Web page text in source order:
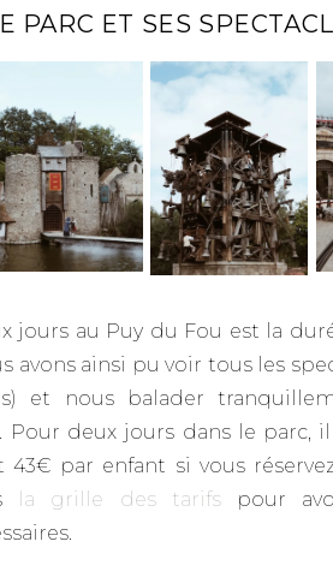
PARC ET SES
jours au Puy du Fou est la
avons ainsi pu voir tous les
et nous balader
Pour deux jours dans le parc,
par enfant si vous réservez
la grille des tarifspour